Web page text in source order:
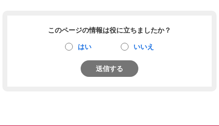
このページの情報は役に立ちましたか？
はい いいえ
送信する